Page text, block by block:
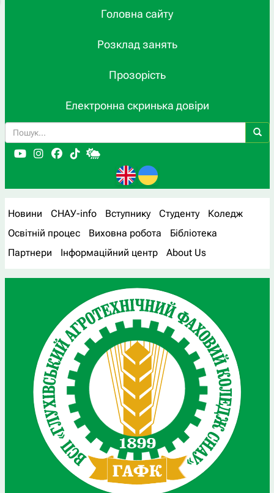
Головна сайту
Розклад занять
Прозорість
Електронна скринька довіри
Новини СНАУ-info Вступнику Студенту
Коледж
Освітній процес
Виховна робота
Бібліотека
Партнери
Інформаційний центр About Us